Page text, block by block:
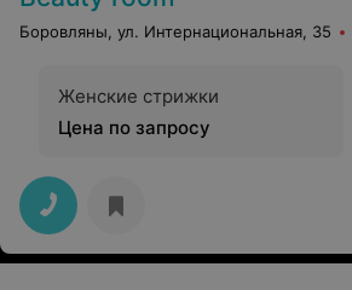
Боровляны, ул. Интернациональная, 35
Женские стрижки
Цена по запросу